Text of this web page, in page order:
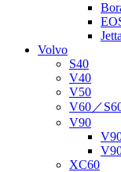
Jetta
Volvo
S40
V40
V50
V60／
V90
XC60